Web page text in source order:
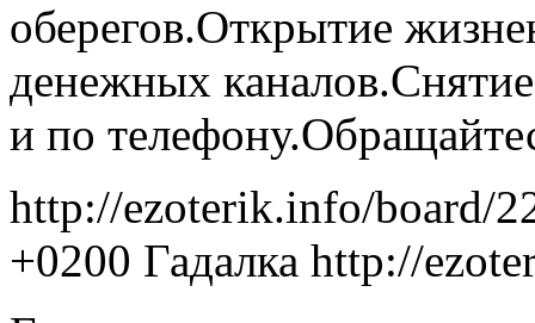
оберегов.Открытие
денежных
и по
http://ezoterik.info/board/
+0200 Гадалка http://